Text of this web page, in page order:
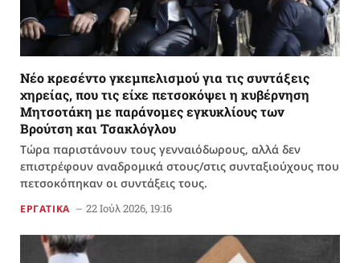
Νέο κρεσέντο γκεμπελισμού για τις συντάξεις
χηρείας, που τις είχε πετσοκόψει η κυβέρνηση
Μητσοτάκη με παράνομες εγκυκλίους των
Βρούτση και Τσακλόγλου
Τώρα παριστάνουν τους γενναιόδωρους, αλλά δεν
επιστρέφουν αναδρομικά στους/στις συνταξιούχους που
πετσοκόπηκαν οι συντάξεις τους.
ΕΡΓΑΤΙΚΑ 22 Ιούλ 2026, 19:16